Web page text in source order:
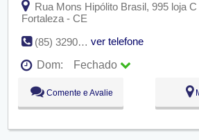
Rua Mons Hipólito Brasil, 995 loja
Fortaleza - CE
(85) 3290-9128
ver telefone
Dom:
Fechado
Seg:
Ter:
09:00 - 18:00
Qua:
09:00 - 18:00
Sex:
09:00 - 18:00
Comente e Avalie